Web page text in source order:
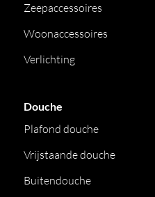
Zeepaccessoires
Woonaccessoires
Verlichting
Douche
Plafond douche
Vrijstaande douche
Buitendouche